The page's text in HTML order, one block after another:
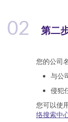
02 第二
您的公司
与公
侵犯
您可以使
络搜索中